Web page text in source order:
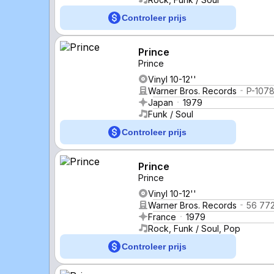
Controleer prijs
Prince
Prince
Vinyl 10-12''
Warner Bros. Records
P-
Japan
1979
Funk / Soul
Controleer prijs
Prince
Prince
Vinyl 10-12''
Warner Bros. Records
56 772
France
1979
Rock, Funk / Soul, Pop
Controleer prijs